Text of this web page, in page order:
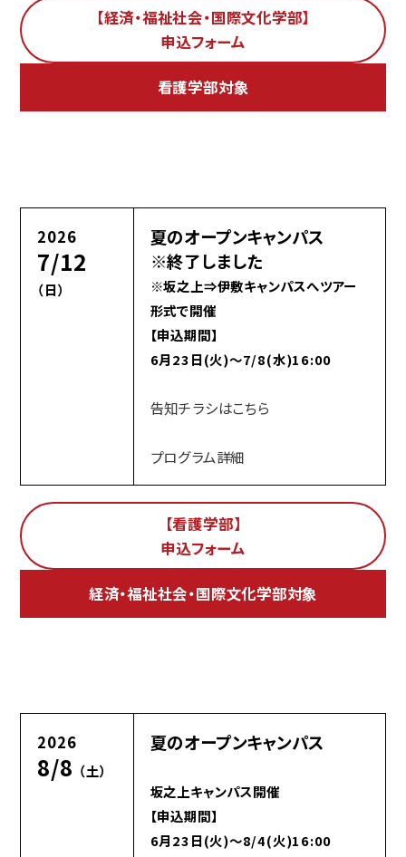
【経済・福祉社会・国際文化学部】
申込フォーム
看護学部対象
2026
7/12
（日）
夏のオープンキャンパス
※終了しました
※坂之上⇒伊敷キャンパスへツアー
形式で開催
【申込期間】
6月23日(火)～7/8(水)16:00
告知チラシはこちら
プログラム詳細
【看護学部】
申込フォーム
経済・福祉社会・国際文化学部対象
2026
8/8 （土）
夏のオープンキャンパス
坂之上キャンパス開催
【申込期間】
6月23日(火)～8/4(火)16:00